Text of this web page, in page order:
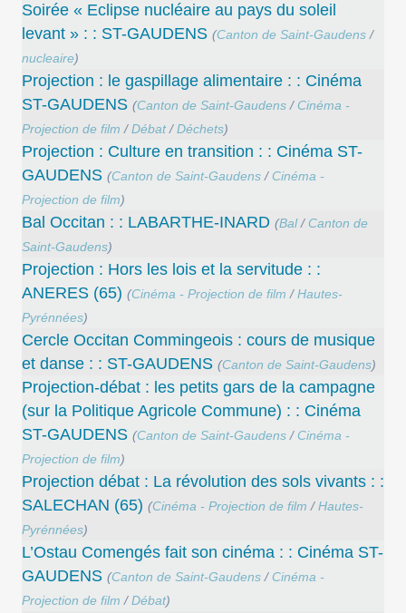
Soirée « Eclipse nucléaire au pays du soleil
levant » : : ST-GAUDENS (Canton de Saint-Gaudens/
nucleaire)
Projection : le gaspillage alimentaire : : Cinéma
ST-GAUDENS (Canton de Saint-Gaudens/ Cinéma -
Projection de film /Débat/Déchets)
Projection : Culture en transition : : Cinéma ST-
GAUDENS (Canton de Saint-Gaudens/ Cinéma -
Projection de film)
Bal Occitan : : LABARTHE-INARD (Bal/ Canton de
Saint-Gaudens)
Projection : Hors les lois et la servitude : :
ANERES (65) (Cinéma - Projection de film /Hautes-
Pyrénnées)
Cercle Occitan Commingeois : cours de musique
et danse : : ST-GAUDENS (Canton de Saint-Gaudens)
Projection-débat : les petits gars de la campagne
(sur la Politique Agricole Commune) : : Cinéma
ST-GAUDENS (Canton de Saint-Gaudens/ Cinéma -
Projection de film)
Projection débat : La révolution des sols vivants : :
SALECHAN (65) (Cinéma - Projection de film /Hautes-
Pyrénnées)
L’Ostau Comengés fait son cinéma : : Cinéma ST-
GAUDENS (Canton de Saint-Gaudens/ Cinéma -
Projection de film /Débat)